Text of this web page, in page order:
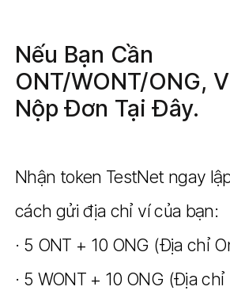
Nếu Bạn Cần
ONT/WONT/ONG,
Nộp Đơn Tại Đây.
Nhận token TestNet ngay
cách gửi địa chỉ ví của bạn:
· 5 ONT + 10 ONG (Địa chỉ
· 5 WONT + 10 ONG (Địa